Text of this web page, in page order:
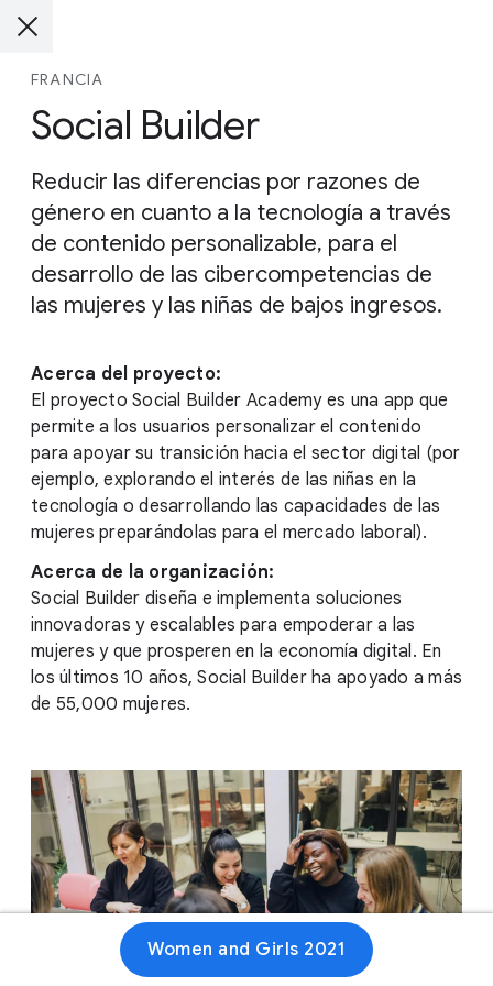
FRANCIA
Social Builder
Reducir las diferencias por razones de
género en cuanto a la tecnología a través
de contenido personalizable, para el
desarrollo de las cibercompetencias de
las mujeres y las niñas de bajos ingresos.
Acerca del proyecto:
El proyecto Social Builder Academy es una app que
permite a los usuarios personalizar el contenido
para apoyar su transición hacia el sector digital (por
ejemplo, explorando el interés de las niñas en la
tecnología o desarrollando las capacidades de las
mujeres preparándolas para el mercado laboral).
Acerca de la organización:
Social Builder diseña e implementa soluciones
innovadoras y escalables para empoderar a las
mujeres y que prosperen en la economía digital. En
los últimos 10 años, Social Builder ha apoyado a más
de 55,000 mujeres.
Women and Girls 2021